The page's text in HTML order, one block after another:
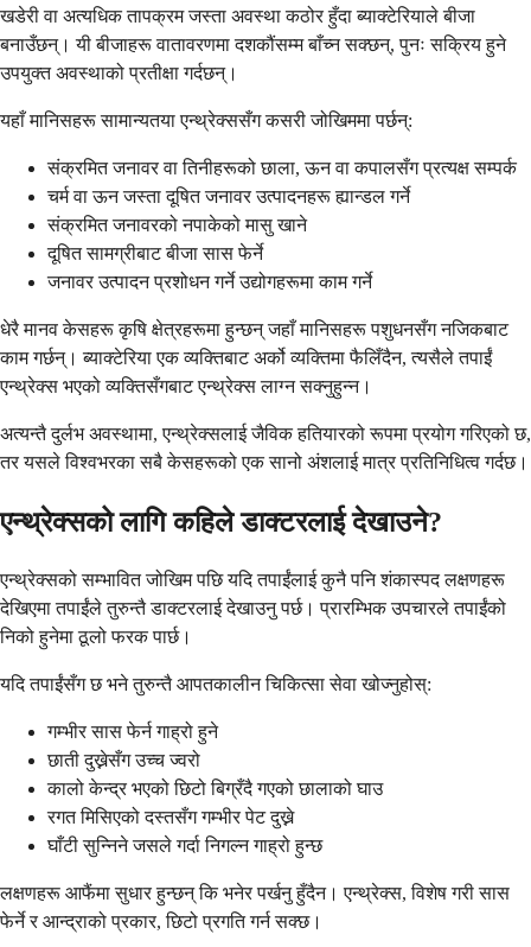
खडेरी वा अत्यधिक तापक्रम जस्ता अवस्था कठोर हुँदा ब्याक्टेरियाले बीजा
बनाउँछन्। यी बीजाहरू वातावरणमा दशकौंसम्म बाँच्न सक्छन्, पुनः सक्रिय हुने
उपयुक्त अवस्थाको प्रतीक्षा गर्दछन्।
यहाँ मानिसहरू सामान्यतया एन्थ्रेक्ससँग कसरी जोखिममा पर्छन्:
संक्रमित जनावर वा तिनीहरूको छाला, ऊन वा कपालसँग प्रत्यक्ष सम्पर्क
चर्म वा ऊन जस्ता दूषित जनावर उत्पादनहरू ह्यान्डल गर्ने
संक्रमित जनावरको नपाकेको मासु खाने
दूषित सामग्रीबाट बीजा सास फेर्ने
जनावर उत्पादन प्रशोधन गर्ने उद्योगहरूमा काम गर्ने
धेरै मानव केसहरू कृषि क्षेत्रहरूमा हुन्छन् जहाँ मानिसहरू पशुधनसँग नजिकबाट
काम गर्छन्। ब्याक्टेरिया एक व्यक्तिबाट अर्को व्यक्तिमा फैलिँदैन, त्यसैले तपाईं
एन्थ्रेक्स भएको व्यक्तिसँगबाट एन्थ्रेक्स लाग्न सक्नुहुन्न।
अत्यन्तै दुर्लभ अवस्थामा, एन्थ्रेक्सलाई जैविक हतियारको रूपमा प्रयोग गरिएको छ,
तर यसले विश्वभरका सबै केसहरूको एक सानो अंशलाई मात्र प्रतिनिधित्व गर्दछ।
एन्थ्रेक्सको लागि कहिले डाक्टरलाई देखाउने?
एन्थ्रेक्सको सम्भावित जोखिम पछि यदि तपाईंलाई कुनै पनि शंकास्पद लक्षणहरू
देखिएमा तपाईंले तुरुन्तै डाक्टरलाई देखाउनु पर्छ। प्रारम्भिक उपचारले तपाईंको
निको हुनेमा ठूलो फरक पार्छ।
यदि तपाईंसँग छ भने तुरुन्तै आपतकालीन चिकित्सा सेवा खोज्नुहोस्:
गम्भीर सास फेर्न गाह्रो हुने
छाती दुख्नेसँग उच्च ज्वरो
कालो केन्द्र भएको छिटो बिग्रँदै गएको छालाको घाउ
रगत मिसिएको दस्तसँग गम्भीर पेट दुख्ने
घाँटी सुन्निने जसले गर्दा निगल्न गाह्रो हुन्छ
लक्षणहरू आफैंमा सुधार हुन्छन् कि भनेर पर्खनु हुँदैन। एन्थ्रेक्स, विशेष गरी सास
फेर्ने र आन्द्राको प्रकार, छिटो प्रगति गर्न सक्छ।